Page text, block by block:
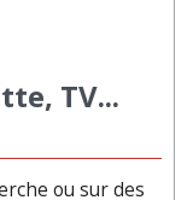
TV...
ou sur des